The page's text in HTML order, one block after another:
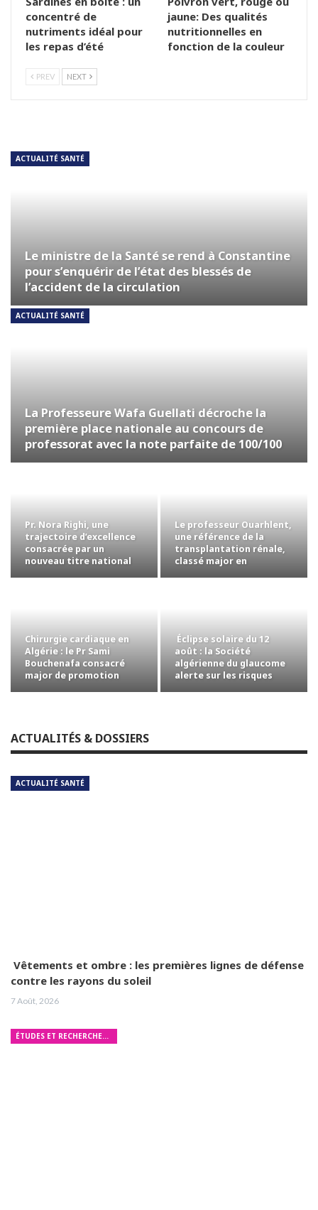
concentré de
nutriments idéal pour
les repas d’été
jaune: Des qualités
nutritionnelles en
fonction de la couleur
PREV NEXT
ACTUALITÉ SANTÉ
Le ministre de la Santé se rend à Constantine
pour s’enquérir de l’état des blessés de
l’accident de la circulation
ACTUALITÉ SANTÉ
La Professeure Wafa Guellati décroche la
première place nationale au concours de
professorat avec la note parfaite de 100/100
Pr. Nora Righi, une
trajectoire d’excellence
consacrée par un
nouveau titre national
Le professeur Ouarhlent,
une référence de la
transplantation rénale,
classé major en
Chirurgie cardiaque en
Algérie : le Pr Sami
Bouchenafa consacré
major de promotion
Éclipse solaire du 12
août : la Société
algérienne du glaucome
alerte sur les risques
ACTUALITÉS & DOSSIERS
ACTUALITÉ SANTÉ
Vêtements et ombre : les premières lignes de défense
contre les rayons du soleil
7 Août, 2026
ÉTUDES ET RECHERCHES MÉDICALES